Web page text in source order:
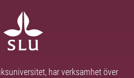
har verksamhet över